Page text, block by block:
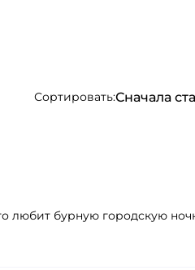
Сортировать:Сначала
любит бурную городскую